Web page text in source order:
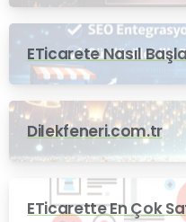
ETicarete Nasıl
Dilekfeneri.com.tr
ETicarette En Çok